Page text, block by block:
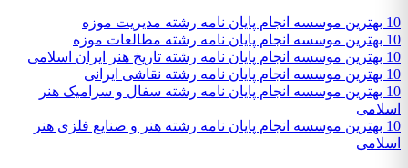
10 بهترین موسسه انجام پایان نامه رشته مدیریت موزه
10 بهترین موسسه انجام پایان نامه رشته مطالعات موزه
10 بهترین موسسه انجام پایان نامه رشته تاریخ هنر ایران اسلامی
10 بهترین موسسه انجام پایان نامه رشته نقاشی ایرانی
10 بهترین موسسه انجام پایان نامه رشته سفال و سرامیک هنر
اسلامی
10 بهترین موسسه انجام پایان نامه رشته هنر و صنایع فلزی هنر
اسلامی